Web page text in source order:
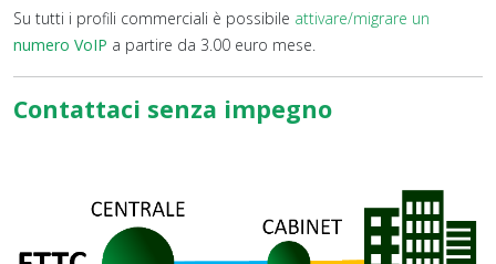
Su tutti i profili commerciali è possibile attivare/migrare un
numero VoIP a partire da 3.00 euro mese.
Contattaci senza impegno